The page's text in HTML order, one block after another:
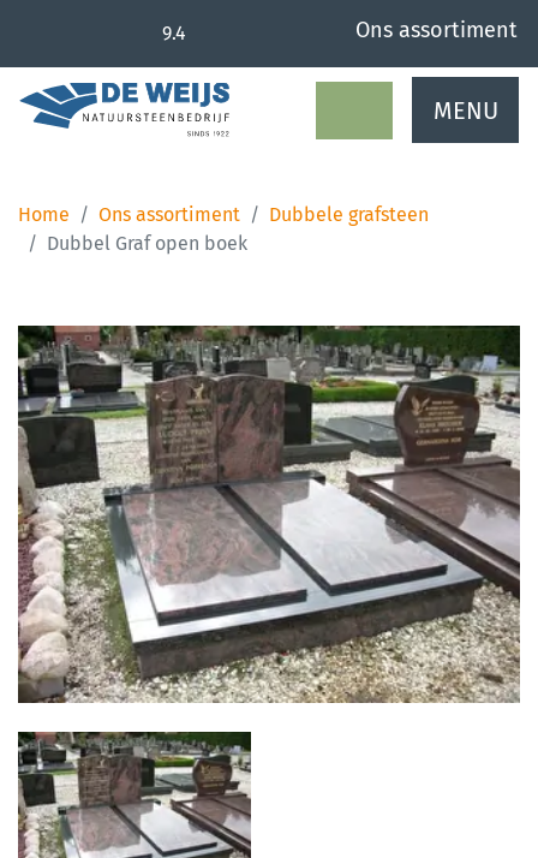
9.4 Ons assortiment
MENU
Home Ons assortiment
Dubbele grafsteen
Dubbel Graf open boek
Foto
album
overslaan